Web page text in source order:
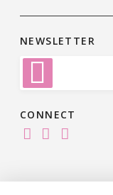
NEWSLETTER
CONNECT